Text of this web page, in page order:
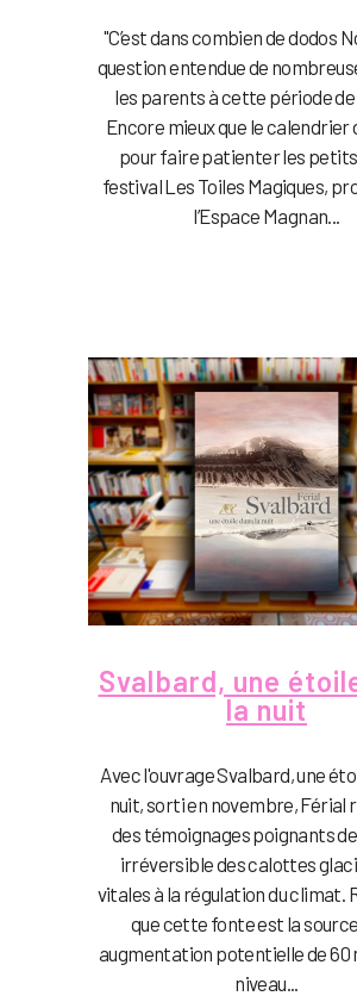
"C’est dans combien de dodos
question entendue de
les parents à cette période de
Encore mieux que le calendrier
pour faire patienter les
festival Les Toiles Magiques,
l’Espace Magnan...
Svalbard, une
la nuit
Avec l'ouvrage Svalbard, une
nuit, sorti en novembre, Férial
des témoignages poignants
irréversible des calottes
vitales à la régulation du climat.
que cette fonte est la source
augmentation potentielle de 60
niveau...